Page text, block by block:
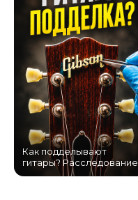
Как подделывают
гитары? Расследование